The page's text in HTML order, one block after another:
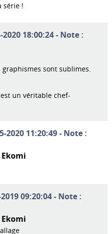
série !
18:00:24 - Note :
sont sublimes.
un véritable chef-
2020 11:20:49 - Note :
09:20:04 - Note :